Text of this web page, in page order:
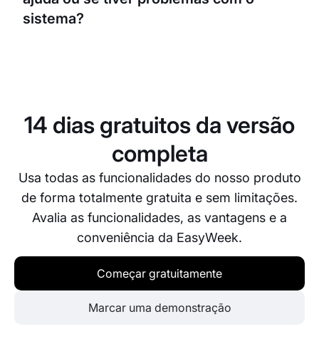
plataformas.
sistema?
14 dias gratuitos da versão
completa
Usa todas as funcionalidades do nosso produto
de forma totalmente gratuita e sem limitações.
Avalia as funcionalidades, as vantagens e a
conveniência da EasyWeek.
Começar gratuitamente
Marcar uma demonstração